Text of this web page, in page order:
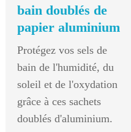
bain doublés de
papier aluminium
Protégez vos sels de
bain de l'humidité, du
soleil et de l'oxydation
grâce à ces sachets
doublés d'aluminium.